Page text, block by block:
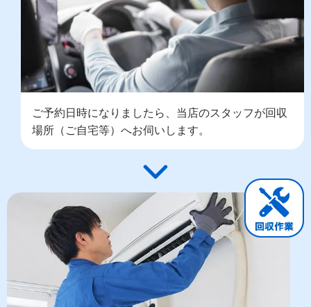
ご予約日時になりましたら、当店のスタッフが回収
場所（ご自宅等）へお伺いします。